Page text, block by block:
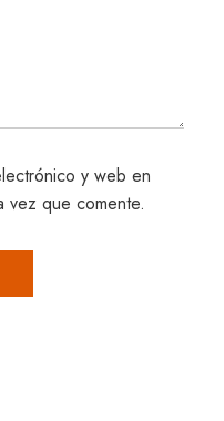
y web en
vez que comente.